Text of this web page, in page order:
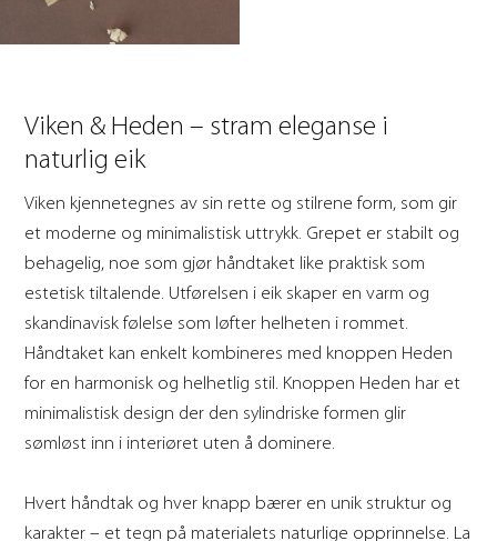
Viken & Heden – stram eleganse i
naturlig eik
Viken kjennetegnes av sin rette og stilrene form, som gir
et moderne og minimalistisk uttrykk. Grepet er stabilt og
behagelig, noe som gjør håndtaket like praktisk som
estetisk tiltalende. Utførelsen i eik skaper en varm og
skandinavisk følelse som løfter helheten i rommet.
Håndtaket kan enkelt kombineres med knoppen Heden
for en harmonisk og helhetlig stil. Knoppen Heden har et
minimalistisk design der den sylindriske formen glir
sømløst inn i interiøret uten å dominere.
Hvert håndtak og hver knapp bærer en unik struktur og
karakter – et tegn på materialets naturlige opprinnelse. La